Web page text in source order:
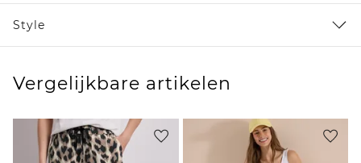
Style
Vergelijkbare artikelen